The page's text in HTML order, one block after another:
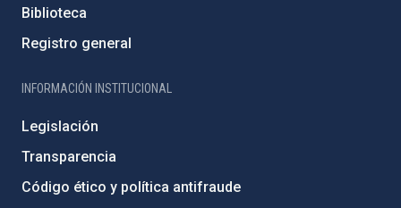
Biblioteca
Registro general
INFORMACIÓN INSTITUCIONAL
Legislación
Transparencia
Código ético y política antifraude